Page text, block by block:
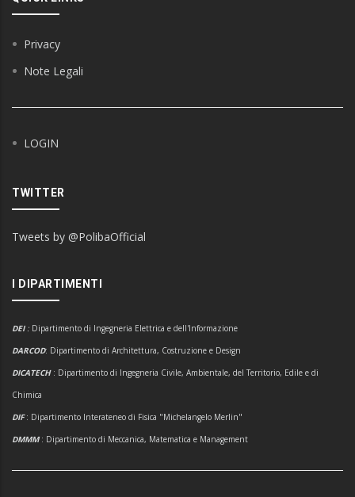
Privacy
Note Legali
LOGIN
TWITTER
Tweets by @PolibaOfficial
I DIPARTIMENTI
DEI : Dipartimento di Ingegneria Elettrica e dell'Informazione
DARCOD: Dipartimento di Architettura, Costruzione e Design
DICATECH : Dipartimento di Ingegneria Civile, Ambientale, del Territorio, Edile e di
Chimica
DIF: Dipartimento Interateneo di Fisica "Michelangelo Merlin"
DMMM: Dipartimento di Meccanica, Matematica e Management